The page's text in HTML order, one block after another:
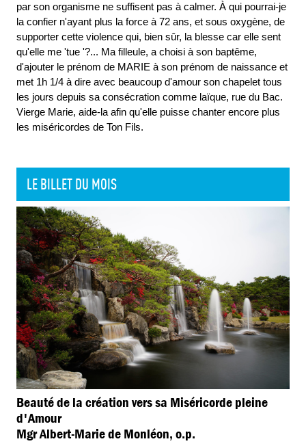
par son organisme ne suffisent pas à calmer. À qui pourrai-je
la confier n'ayant plus la force à 72 ans, et sous oxygène, de
supporter cette violence qui, bien sûr, la blesse car elle sent
qu'elle me 'tue '?... Ma filleule, a choisi à son baptême,
d'ajouter le prénom de MARIE à son prénom de naissance et
met 1h 1/4 à dire avec beaucoup d'amour son chapelet tous
les jours depuis sa consécration comme laïque, rue du Bac.
Vierge Marie, aide-la afin qu'elle puisse chanter encore plus
les miséricordes de Ton Fils.
LE BILLET DU MOIS
Beauté de la création vers sa Miséricorde pleine
d'Amour
Mgr Albert-Marie de Monléon, o.p.